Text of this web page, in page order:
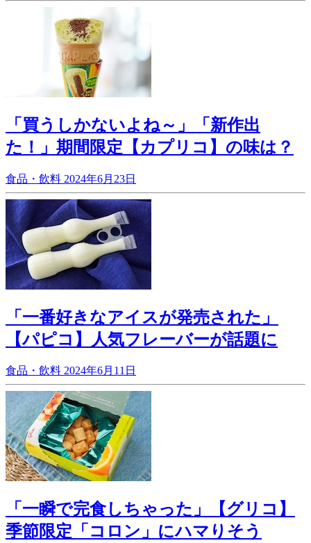
「買うしかないよね～」「新作出
た！」期間限定【カプリコ】の味は？
食品・飲料 2024年6月23日
「一番好きなアイスが発売された」
【パピコ】人気フレーバーが話題に
食品・飲料 2024年6月11日
「一瞬で完食しちゃった」【グリコ】
季節限定「コロン」にハマりそう